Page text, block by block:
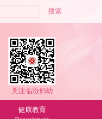
关注临汾妇幼
健康教育